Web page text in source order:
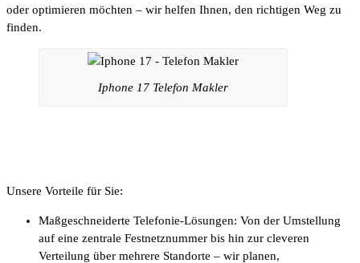
oder optimieren möchten – wir helfen Ihnen, den richtigen Weg zu
finden.
Iphone 17 Telefon Makler
Unsere Vorteile für Sie:
Maßgeschneiderte Telefonie-Lösungen: Von der Umstellung
auf eine zentrale Festnetznummer bis hin zur cleveren
Verteilung über mehrere Standorte – wir planen,